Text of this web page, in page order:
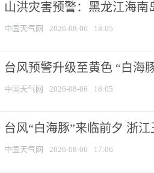
山洪灾害预警：黑龙江海
中国天气网 2026-08-06 18:05
台风预警升级至黄色 “白海
中国天气网 2026-08-06 18:05
台风“白海豚”来临前夕 浙
中国天气网 2026-08-06 17:06